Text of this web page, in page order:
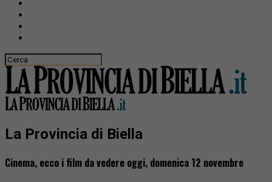
La Provincia di Biella
Cinema, ecco i film da vedere oggi, domenica 12 novembre